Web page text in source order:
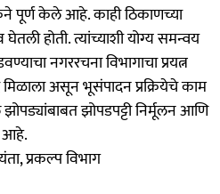
पूर्ण केले आहे. काही ठिकाणच्या
होती. त्यांच्याशी योग्य समन्वय
नगररचना विभागाचा प्रयत्न
असून भूसंपादन प्रक्रियेचे काम
झोपडपट्टी निर्मूलन आणि
आहे.
प्रकल्प विभाग